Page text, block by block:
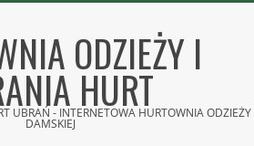
ODZIEŻY I
HURT
UBRAŃ - INTERNETOWA HURTOWNIA ODZIEŻY
DAMSKIEJ